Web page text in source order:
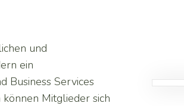
und
ein
Business Services
Mitglieder sich